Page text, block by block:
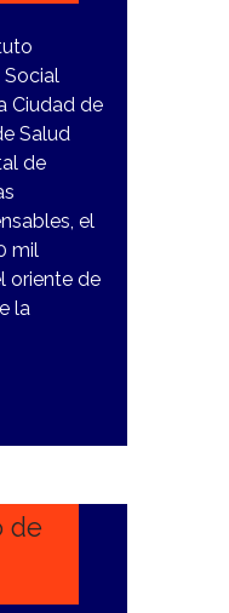
Social
Ciudad de
Salud
de
el
mil
oriente de
la
de